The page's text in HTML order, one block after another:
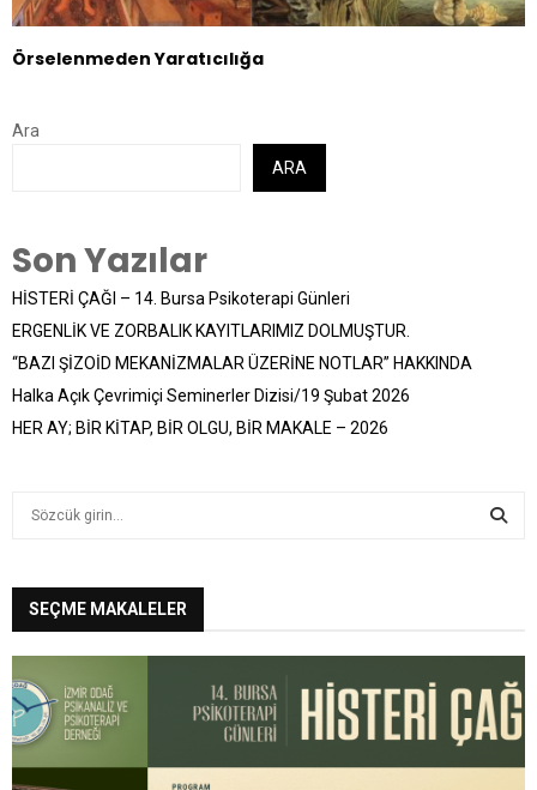
Örselenmeden Yaratıcılığa
Ara
ARA
Son Yazılar
HİSTERİ ÇAĞI – 14. Bursa Psikoterapi Günleri
ERGENLİK VE ZORBALIK KAYITLARIMIZ DOLMUŞTUR.
“BAZI ŞİZOİD MEKANİZMALAR ÜZERİNE NOTLAR” HAKKINDA
Halka Açık Çevrimiçi Seminerler Dizisi/19 Şubat 2026
HER AY; BİR KİTAP, BİR OLGU, BİR MAKALE – 2026
h
f
o
r
:
A
R
SEÇME MAKALELER